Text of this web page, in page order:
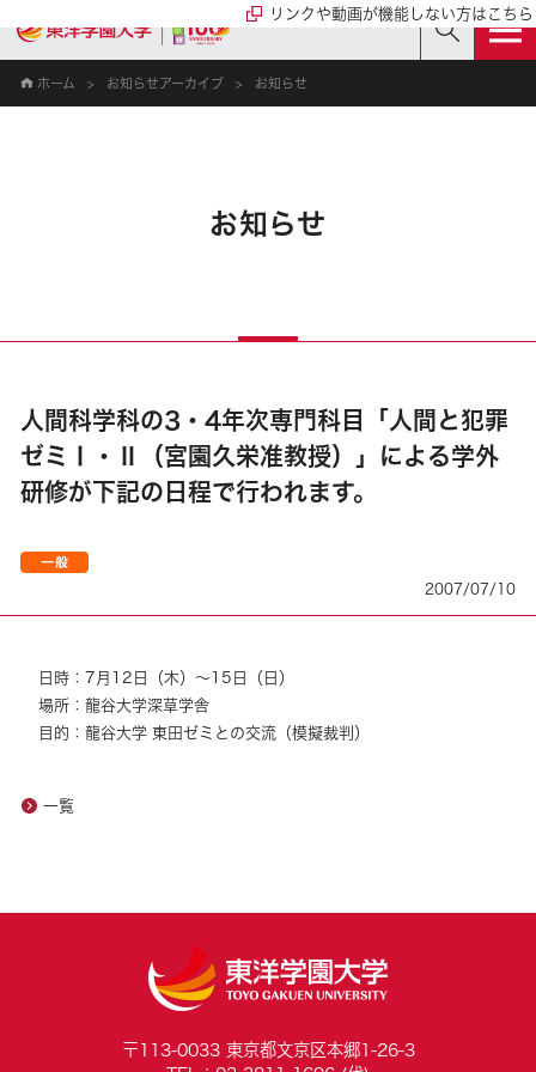
ホーム お知らせアーカイブ お知らせ
お知らせ
人間科学科の3・4年次専門科目「人間と犯罪
ゼミⅠ・Ⅱ（宮園久栄准教授）」による学外
研修が下記の日程で行われます。
2007/07/10
リンクや動画が機能しない方はこちら
日時：7月12日（木）～15日（日）
場所：龍谷大学深草学舎
目的：龍谷大学 東田ゼミとの交流（模擬裁判）
一覧
〒113-0033 東京都文京区本郷1-26-3